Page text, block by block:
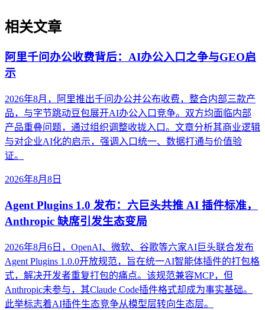
相关文章
阿里千问办公收费背后：AI办公入口之争与GEO启
示
2026年8月，阿里推出千问办公并公布收费，整合内部三款产
品，与字节跳动豆包展开AI办公入口竞争。双方均面临内部
产品重叠问题，通过组织调整收拢入口。文章分析其商业逻辑
与对企业AI化的启示，强调入口统一、数据打通与价值验
证。
2026年8月8日
Agent Plugins 1.0 发布：六巨头共推 AI 插件标准，
Anthropic 缺席引发生态变局
2026年8月6日，OpenAI、微软、谷歌等六家AI巨头联合发布
Agent Plugins 1.0.0开放规范，旨在统一AI智能体插件的打包格
式，解决开发者重复打包的痛点。该规范兼容MCP，但
Anthropic未参与，其Claude Code插件格式却成为事实基础。
此举标志着AI插件生态竞争从模型层转向生态层。